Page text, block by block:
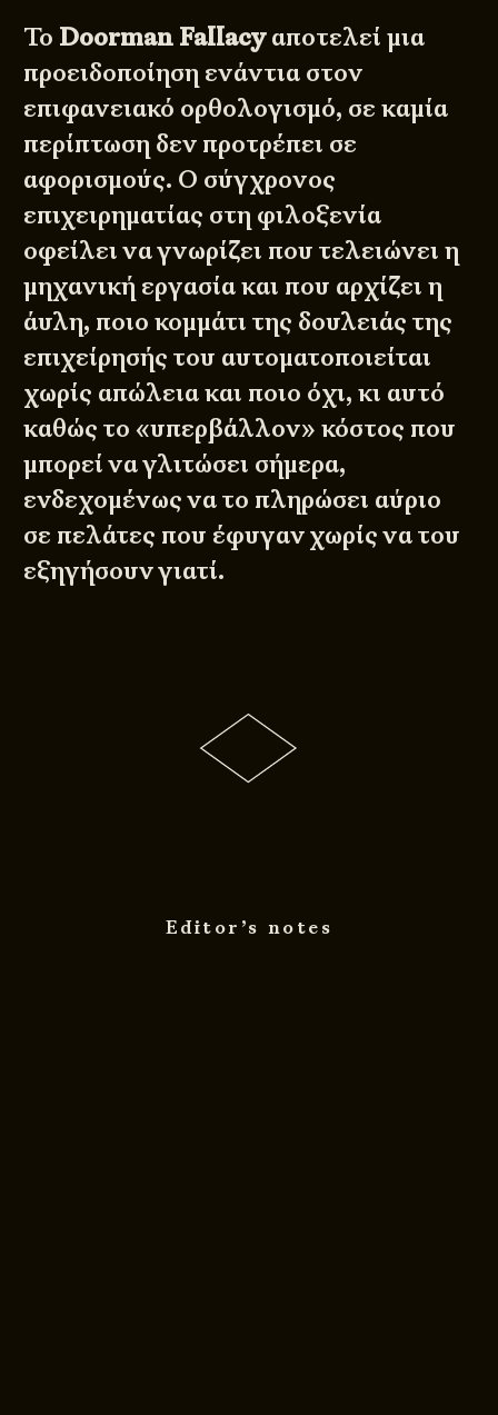
Το Doorman Fallacyαποτελεί μια
προειδοποίηση ενάντια στον
επιφανειακό ορθολογισμό, σε καμία
περίπτωση δεν προτρέπει σε
αφορισμούς. Ο σύγχρονος
επιχειρηματίας στη φιλοξενία
οφείλει να γνωρίζει που τελειώνει η
μηχανική εργασία και που αρχίζει η
άυλη, ποιο κομμάτι της δουλειάς της
επιχείρησής του αυτοματοποιείται
χωρίς απώλεια και ποιο όχι, κι αυτό
καθώς το «υπερβάλλον» κόστος που
μπορεί να γλιτώσει σήμερα,
ενδεχομένως να το πληρώσει αύριο
σε πελάτες που έφυγαν χωρίς να του
εξηγήσουν γιατί.
Editor’s notes